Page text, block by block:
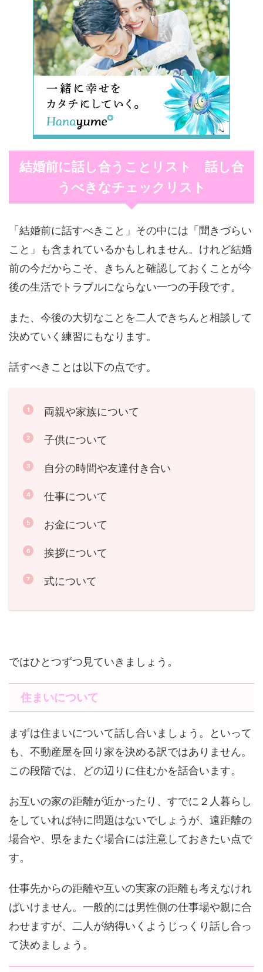
結婚前に話し合うことリスト 話し合
うべきなチェックリスト
「結婚前に話すべきこと」その中には「聞きづらい
こと」も含まれているかもしれません。けれど結婚
前の今だからこそ、きちんと確認しておくことが今
後の生活でトラブルにならない一つの手段です。
また、今後の大切なことを二人できちんと相談して
決めていく練習にもなります。
話すべきことは以下の点です。
両親や家族について
子供について
自分の時間や友達付き合い
仕事について
お金について
挨拶について
式について
ではひとつずつ見ていきましょう。
住まいについて
まずは住まいについて話し合いましょう。といって
も、不動産屋を回り家を決める訳ではありません。
この段階では、どの辺りに住むかを話合います。
お互いの家の距離が近かったり、すでに２人暮らし
をしていれば特に問題はないでしょうが、遠距離の
場合や、県をまたぐ場合には注意しておきたい点で
す。
仕事先からの距離や互いの実家の距離も考えなけれ
ばいけません。一般的には男性側の仕事場や親に合
わせますが、二人が納得いくようじっくり話し合っ
て決めましょう。